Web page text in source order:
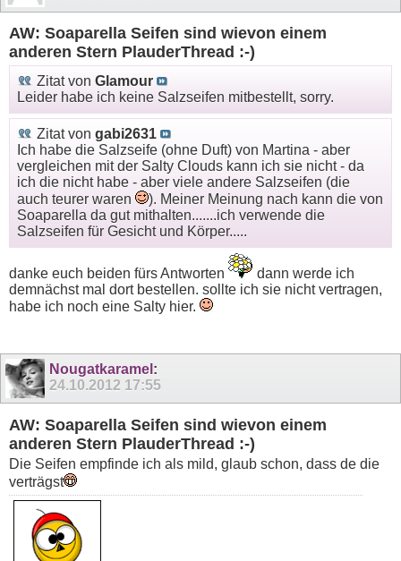
AW: Soaparella Seifen sind wievon einem
anderen Stern PlauderThread :-)
Zitat von Glamour
Leider habe ich keine Salzseifen mitbestellt, sorry.
Zitat von gabi2631
Ich habe die Salzseife (ohne Duft) von Martina - aber
vergleichen mit der Salty Clouds kann ich sie nicht - da
ich die nicht habe - aber viele andere Salzseifen (die
auch teurer waren
). Meiner Meinung nach kann die von
Soaparella da gut mithalten.......ich verwende die
Salzseifen für Gesicht und Körper.....
danke euch beiden fürs Antworten
dann werde ich
demnächst mal dort bestellen. sollte ich sie nicht vertragen,
habe ich noch eine Salty hier.
Nougatkaramel :
24.10.2012 17:55
AW: Soaparella Seifen sind wievon einem
anderen Stern PlauderThread :-)
Die Seifen empfinde ich als mild, glaub schon, dass de die
verträgst